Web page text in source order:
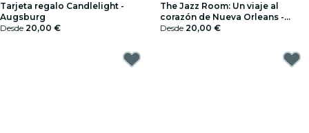
Tarjeta regalo Candlelight -
Augsburg
Desde 20,00 €
The Jazz Room: Un viaje al
corazón de Nueva Orleans -
Tarjeta regalo
Desde 20,00 €